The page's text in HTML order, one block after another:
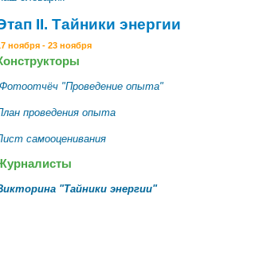
II. Тайники энергии
ноября - 23 ноября
Фотоотчёч "Проведение опыта"
проведения опыта
самооценивания
"Тайники энергии"